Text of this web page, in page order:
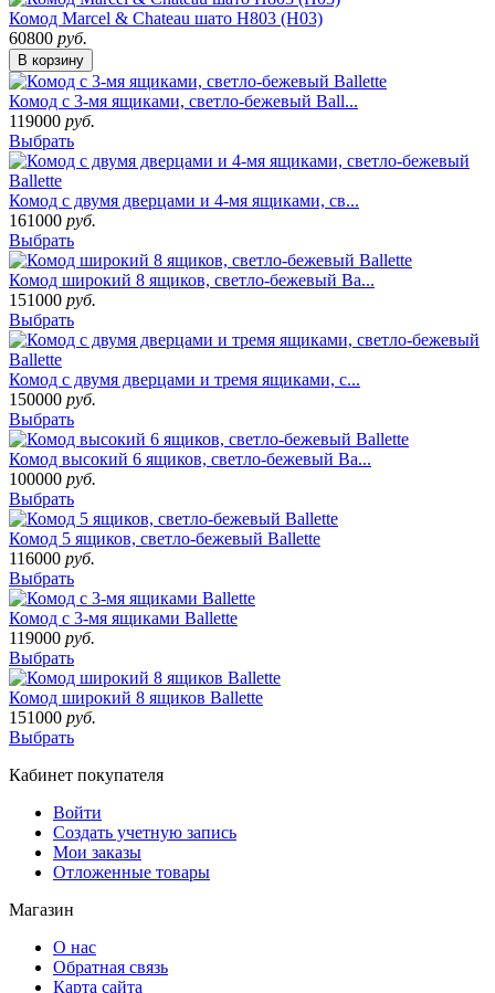
Комод Marcel & Chateau шато H803 (H03)
60800 руб.
В корзину
Комод с 3-мя ящиками, светло-бежевый Ball...
119000 руб.
Выбрать
Комод с двумя дверцами и 4-мя ящиками, св...
161000 руб.
Выбрать
Комод широкий 8 ящиков, светло-бежевый Ba...
151000 руб.
Выбрать
Комод с двумя дверцами и тремя ящиками, с...
150000 руб.
Выбрать
Комод высокий 6 ящиков, светло-бежевый Ba...
100000 руб.
Выбрать
Комод 5 ящиков, светло-бежевый Ballette
116000 руб.
Выбрать
Комод с 3-мя ящиками Ballette
119000 руб.
Выбрать
Комод широкий 8 ящиков Ballette
151000 руб.
Выбрать
Кабинет покупателя
Войти
Создать учетную запись
Мои заказы
Отложенные товары
Магазин
О нас
Обратная связь
Карта сайта